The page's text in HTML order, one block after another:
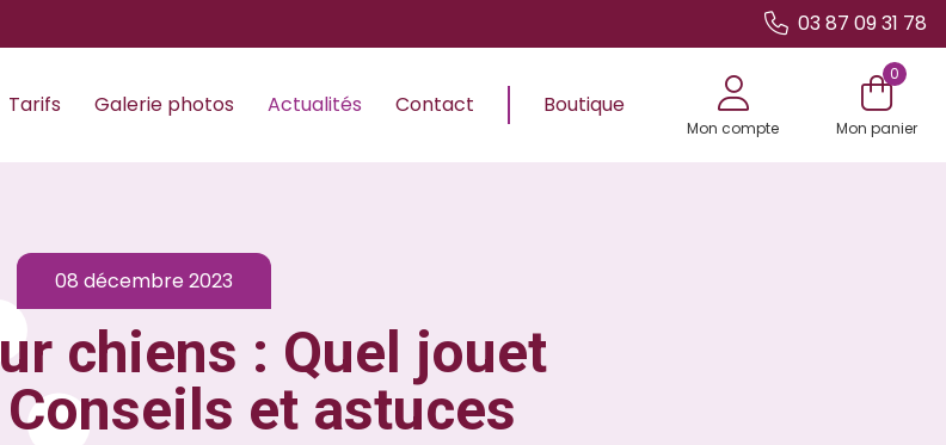
03 87 09 31 78
Tarifs Galerie photos Actualités Contact Boutique
Mon compte
0
Mon panier
08 décembre 2023
chiens : Quel jouet
et astuces